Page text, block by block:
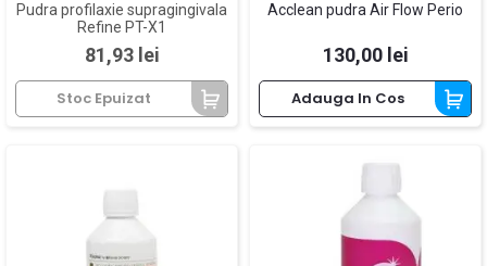
Pudra profilaxie supragingivala
Refine PT-X1
Pret
81,93 lei
Stoc Epuizat
Acclean pudra Air Flow Perio
Pret
130,00 lei
Adauga In Cos